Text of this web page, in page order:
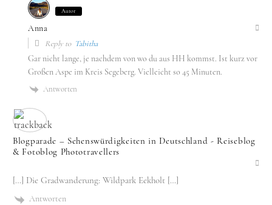
Autor
Anna
Reply to Tabitha
Gar nicht lange, je nachdem von wo du aus HH kommst. Ist kurz vor
Großen Aspe im Kreis Segeberg. Vielleicht so 45 Minuten.
Antworten
Blogparade – Sehenswürdigkeiten in Deutschland - Reiseblog
& Fotoblog Phototravellers
[…] Die Gradwanderung: Wildpark Eekholt […]
Antworten